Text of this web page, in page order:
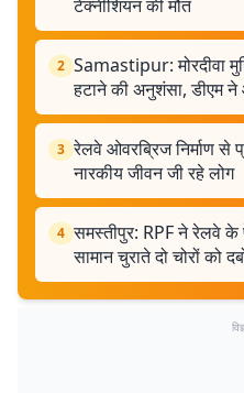
टेक्नीशियन की मौत
2 Samastipur: मोरदीवा
हटाने की अनुशंसा, डीएम
3 रेलवे ओवरब्रिज निर्माण से
नारकीय जीवन जी रहे लोग
4 समस्तीपुर: RPF ने रेलवे
सामान चुराते दो चोरों को